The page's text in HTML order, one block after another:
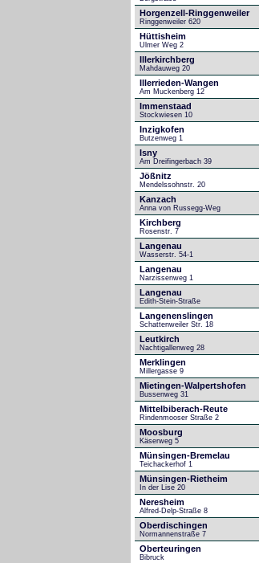
Horgenzell-Ringgenweiler
Ringgenweiler 620
Hüttisheim
Ulmer Weg 2
Illerkirchberg
Mahdauweg 20
Illerrieden-Wangen
Am Muckenberg 12
Immenstaad
Stockwiesen 10
Inzigkofen
Butzenweg 1
Isny
Am Dreifingerbach 39
Jößnitz
Mendelssohnstr. 20
Kanzach
Anna von Russegg-Weg
Kirchberg
Rosenstr. 7
Langenau
Wasserstr. 54-1
Langenau
Narzissenweg 1
Langenau
Edith-Stein-Straße
Langenenslingen
Schattenweiler Str. 18
Leutkirch
Nachtigallenweg 28
Merklingen
Millergasse 9
Mietingen-Walpertshofen
Bussenweg 31
Mittelbiberach-Reute
Rindenmooser Straße 2
Moosburg
Käserweg 5
Münsingen-Bremelau
Teichackerhof 1
Münsingen-Rietheim
In der Lise 20
Neresheim
Alfred-Delp-Straße 8
Oberdischingen
Normannenstraße 7
Oberteuringen
Bibruck